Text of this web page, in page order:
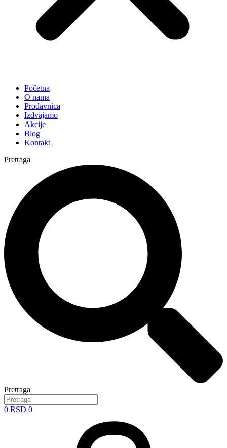
Početna
O nama
Prodavnica
Izdvajamo
Akcije
Blog
Kontakt
Pretraga
Pretraga
0 RSD 0